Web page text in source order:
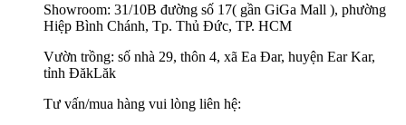
Showroom: 31/10B đường số 17( gần GiGa Mall ), phường
Hiệp Bình Chánh, Tp. Thủ Đức, TP. HCM
Vườn trồng: số nhà 29, thôn 4, xã Ea Đar, huyện Ear Kar,
tỉnh ĐăkLăk
Tư vấn/mua hàng vui lòng liên hệ: